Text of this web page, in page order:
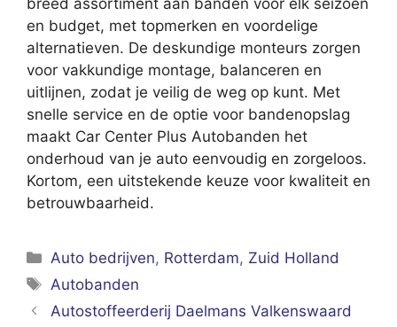
en budget, met topmerken en voordelige
alternatieven. De deskundige monteurs zorgen
voor vakkundige montage, balanceren en
uitlijnen, zodat je veilig de weg op kunt. Met
snelle service en de optie voor bandenopslag
maakt Car Center Plus Autobanden het
onderhoud van je auto eenvoudig en zorgeloos.
Kortom, een uitstekende keuze voor kwaliteit en
betrouwbaarheid.
Categorieën
Auto bedrijven, Rotterdam, Zuid Holland
Tags
Autobanden
Autostoffeerderij Daelmans Valkenswaard